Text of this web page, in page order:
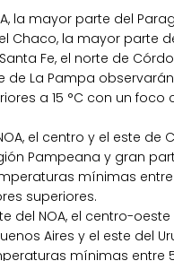
la mayor parte del
Chaco, la mayor parte
Fe, el norte de
de La Pampa
a 15 °C con un foco
el centro y el este de
Pampeana y gran
mínimas entre
superiores.
del NOA, el centro-
Aires y el este del
mínimas entre 5